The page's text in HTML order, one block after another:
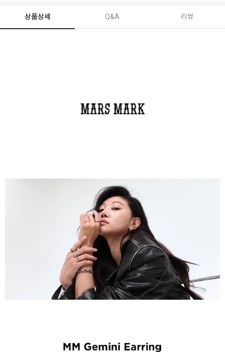
상품상세 Q&A 리뷰